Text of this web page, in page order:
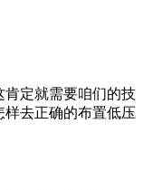
肯定就需要咱们的技
去正确的布置低压